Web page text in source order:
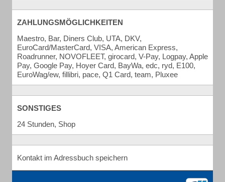
ZAHLUNGSMÖGLICHKEITEN
Maestro, Bar, Diners Club, UTA, DKV,
EuroCard/MasterCard, VISA, American Express,
Roadrunner, NOVOFLEET, girocard, V-Pay, Logpay, Apple
Pay, Google Pay, Hoyer Card, BayWa, edc, ryd, E100,
EuroWag/ew, fillibri, pace, Q1 Card, team, Pluxee
SONSTIGES
24 Stunden, Shop
Kontakt im Adressbuch speichern